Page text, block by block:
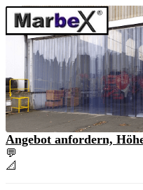
Angebot anfordern,
💬
📐